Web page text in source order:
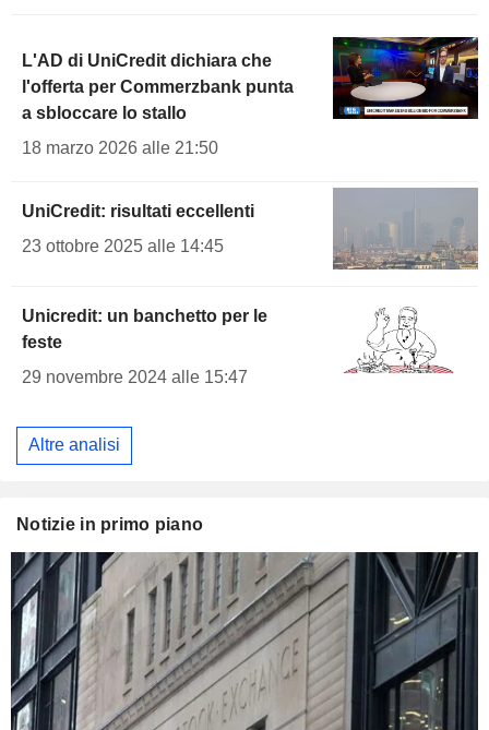
L'AD di UniCredit dichiara che
l'offerta per Commerzbank punta
a sbloccare lo stallo
18 marzo 2026 alle 21:50
UniCredit: risultati eccellenti
23 ottobre 2025 alle 14:45
Unicredit: un banchetto per le
feste
29 novembre 2024 alle 15:47
Altre analisi
Notizie in primo piano